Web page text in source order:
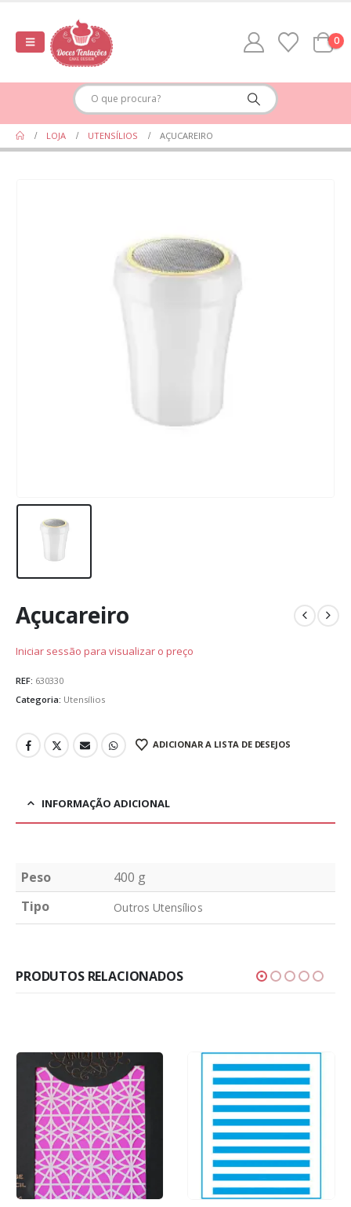
0
LOJA UTENSÍLIOS AÇUCAREIRO
Açucareiro
Iniciar sessão para visualizar o preço
REF: 630330
Categoria: Utensílios
ADICIONAR A LISTA DE DESEJOS
INFORMAÇÃO ADICIONAL
Peso
400 g
Tipo
Outros Utensílios
PRODUTOS RELACIONADOS